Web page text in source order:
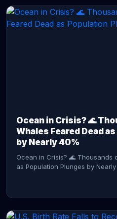
Ocean in Crisis? 🌊
Whales Feared Dead
by Nearly 40%
Ocean in Crisis? 🌊 Thousands
as Population Plunges by Nearly